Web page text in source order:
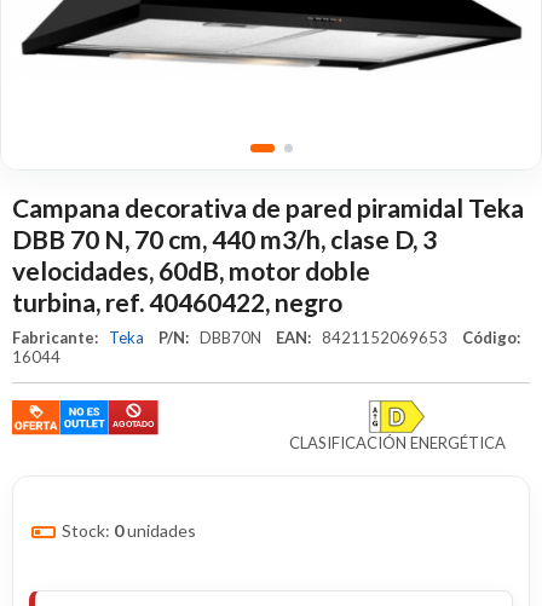
Campana decorativa de pared piramidal Teka
DBB 70 N, 70 cm, 440 m3/h, clase D, 3
velocidades, 60dB, motor doble
turbina, ref. 40460422, negro
Fabricante: Teka P/N: DBB70N EAN: 8421152069653 Código:
16044
CLASIFICACIÓN ENERGÉTICA
Stock: 0unidades